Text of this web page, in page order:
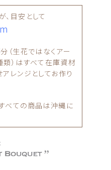
、目安として
（生花ではなくアー
類）はすべて在庫資材
レンジとしてお作り
べての商品は沖縄に